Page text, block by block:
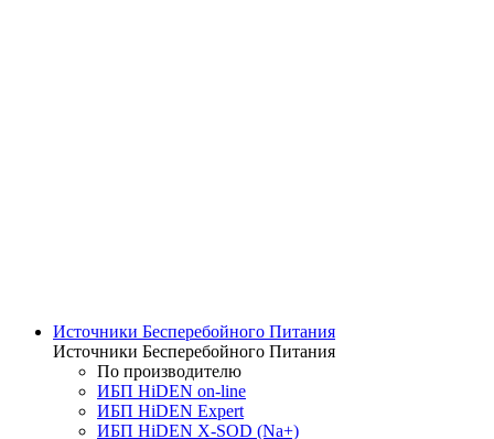
Источники Бесперебойного Питания
Источники Бесперебойного Питания
По производителю
ИБП HiDEN on-line
ИБП HiDEN Expert
ИБП HiDEN X-SOD (Na+)